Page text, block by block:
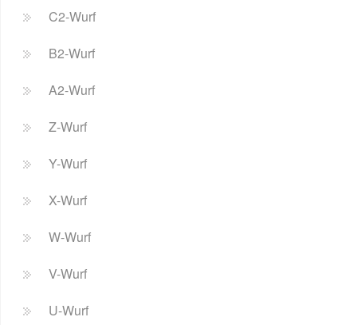
C2-Wurf
B2-Wurf
A2-Wurf
Z-Wurf
Y-Wurf
X-Wurf
W-Wurf
V-Wurf
U-Wurf